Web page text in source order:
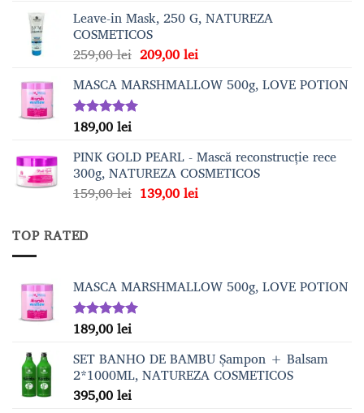
a
fost:
209,00 lei.
este:
Leave-in Mask, 250 G, NATUREZA
COSMETICOS
259,00lei Prețul
a
209,00leiPrețul
este:
MASCA MARSHMALLOW 500g, LOVE POTION
Evaluat la
5.00din 5
189,00lei
PINK GOLD PEARL - Mască reconstrucție rece
300g, NATUREZA COSMETICOS
159,00lei Prețul
139,00leiPrețul
TOP RATED
MASCA MARSHMALLOW 500g, LOVE POTION
Evaluat la
5.00din 5
189,00lei
SET BANHO DE BAMBU Șampon + Balsam
2*1000ML, NATUREZA COSMETICOS
395,00lei